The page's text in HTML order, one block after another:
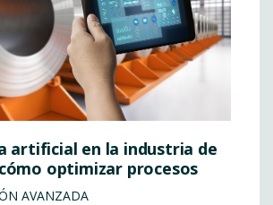
artificial en la industria de
optimizar procesos
AVANZADA